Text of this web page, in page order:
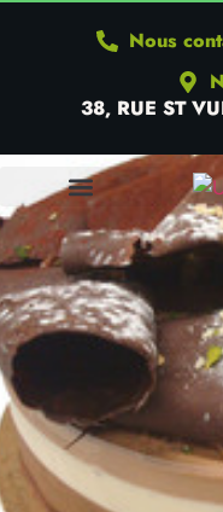
Nous
38, RUE ST